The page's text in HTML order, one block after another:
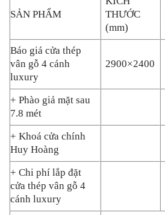
SẢN PHẨM
THƯỚC
(mm)
Báo giá cửa thép
vân gỗ 4 cánh
luxury
2900×2400
+ Phào giả mặt sau
7.8 mét
+ Khoá cửa chính
Huy Hoàng
+ Chi phí lắp đặt
cửa thép vân gỗ 4
cánh luxury